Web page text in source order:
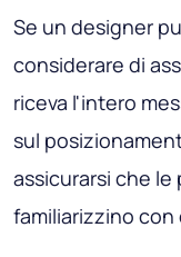
Se un designer
considerare di
riceva l'intero
sul
assicurarsi che le
familiarizzino con